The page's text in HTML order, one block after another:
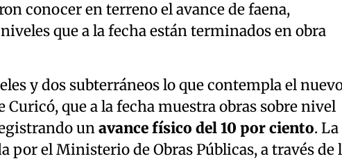
conocer en terreno el avance de faena,
que a la fecha están terminados en obra
y dos subterráneos lo que contempla el
que a la fecha muestra obras sobre nivel
unavance físico del 10 por ciento. La
por el Ministerio de Obras Públicas, a través de